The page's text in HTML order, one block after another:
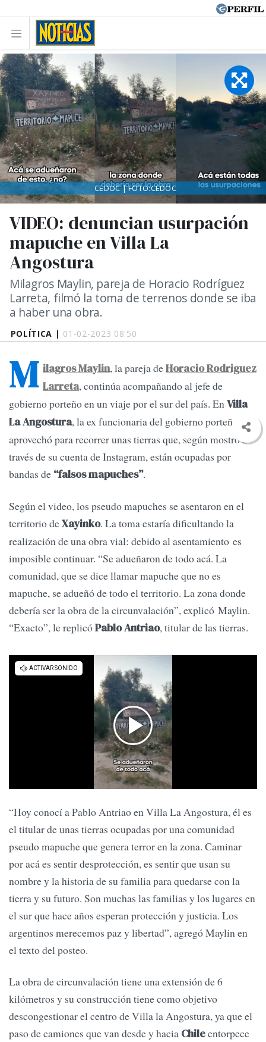
POLÍTICA | 01-02-2023 08:50
VIDEO: denuncian usurpación
mapuche en Villa La
Angostura
Milagros Maylin, pareja de Horacio Rodríguez
Larreta, filmó la toma de terrenos donde se iba
a haber una obra.
CEDOC | FOTO:CEDOC
M ilagros Maylin, la pareja deHoracio Rodriguez
Larreta, continúa acompañando al jefe de
gobierno porteño en un viaje por el sur del país. EnVilla
La Angostura, la ex funcionaria del gobierno porteño
aprovechó para recorrer unas tierras que, según mostró a
través de su cuenta de Instagram, están ocupadas por
bandas de “falsos mapuches”.
Según el video, los pseudo mapuches se asentaron en el
territorio deXayinko. La toma estaría dificultando la
realización de una obra vial: debido al asentamiento es
imposible continuar. “Se adueñaron de todo acá. La
comunidad, que se dice llamar mapuche que no es
mapuche, se adueñó de todo el territorio. La zona donde
debería ser la obra de la circunvalación”, explicó Maylin.
“Exacto”, le replicóPablo Antriao, titular de las tierras.
“Hoy conocí a Pablo Antriao en Villa La Angostura, él es
el titular de unas tierras ocupadas por una comunidad
pseudo mapuche que genera terror en la zona. Caminar
por acá es sentir desprotección, es sentir que usan su
nombre y la historia de su familia para quedarse con la
tierra y su futuro. Son muchas las familias y los lugares en
el sur que hace años esperan protección y justicia. Los
argentinos merecemos paz y libertad”, agregó Maylin en
el texto del posteo.
La obra de circunvalación tiene una extensión de 6
kilómetros y su construcción tiene como objetivo
descongestionar el centro de Villa la Angostura, ya que el
paso de camiones que van desde y hacia Chileentorpece